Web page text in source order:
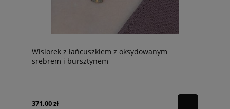
Wisiorek z łańcuszkiem z oksydowanym
srebrem i bursztynem
371,00 zł